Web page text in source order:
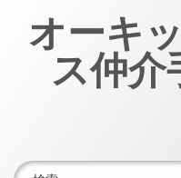
オーキ
ス仲介